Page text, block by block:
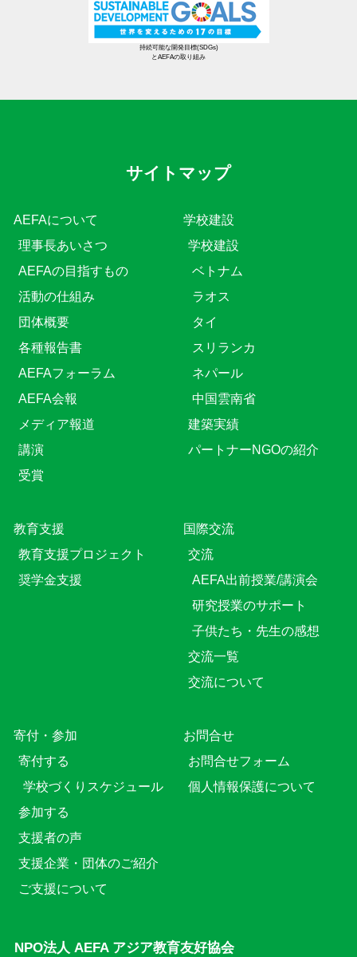
持続可能な開発目標(SDGs)
とAEFAの取り組み
サイトマップ
AEFAについて
理事長あいさつ
AEFAの目指すもの
活動の仕組み
団体概要
各種報告書
AEFAフォーラム
AEFA会報
メディア報道
講演
受賞
学校建設
学校建設
ベトナム
ラオス
タイ
スリランカ
ネパール
中国雲南省
建築実績
パートナーNGOの紹介
教育⽀援
教育⽀援プロジェクト
奨学金支援
国際交流
交流
AEFA出前授業/講演会
研究授業のサポート
子供たち・先生の感想
交流一覧
交流について
寄付・参加
寄付する
学校づくりスケジュール
参加する
支援者の声
支援企業・団体のご紹介
ご支援について
お問合せ
お問合せフォーム
個人情報保護について
NPO法人 AEFA アジア教育友好協会